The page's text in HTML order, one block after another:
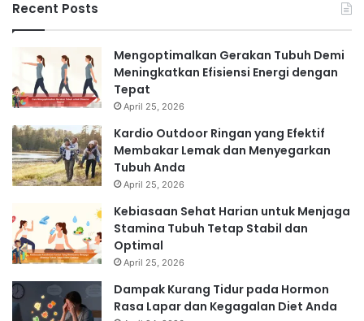
Recent Posts
Mengoptimalkan Gerakan Tubuh Demi
Meningkatkan Efisiensi Energi dengan
Tepat
April 25, 2026
Kardio Outdoor Ringan yang Efektif
Membakar Lemak dan Menyegarkan
Tubuh Anda
April 25, 2026
Kebiasaan Sehat Harian untuk Menjaga
Stamina Tubuh Tetap Stabil dan
Optimal
April 25, 2026
Dampak Kurang Tidur pada Hormon
Rasa Lapar dan Kegagalan Diet Anda